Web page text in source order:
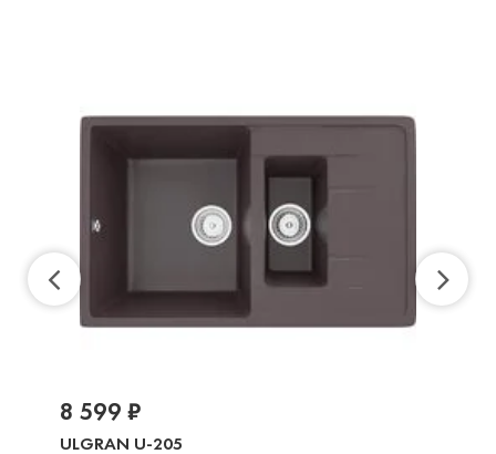
ULGRAN U-205
8 599 ₽